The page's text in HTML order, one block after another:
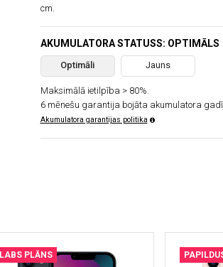
cm.
AKUMULATORA STATUSS: OPTIMĀLS
Optimāli Jauns
Maksimālā ietilpība > 80%.
6 mēnešu garantija bojāta akumulatora
Akumulatora garantijas politika
LABS PLĀNS